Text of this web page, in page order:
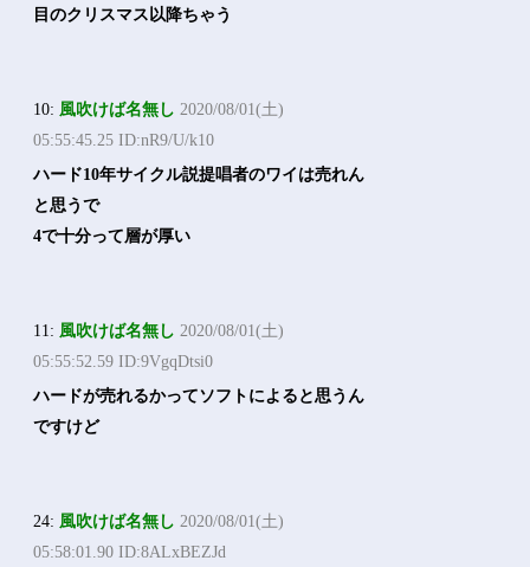
目のクリスマス以降ちゃう
10: 風吹けば名無し 2020/08/01(土)
05:55:45.25 ID:nR9/U/k10
ハード10年サイクル説提唱者のワイは売れん
と思うで
4で十分って層が厚い
11: 風吹けば名無し 2020/08/01(土)
05:55:52.59 ID:9VgqDtsi0
ハードが売れるかってソフトによると思うん
ですけど
24: 風吹けば名無し 2020/08/01(土)
05:58:01.90 ID:8ALxBEZJd